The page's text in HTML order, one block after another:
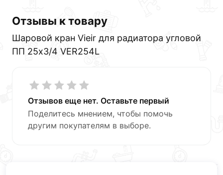
Отзывы к товару
Шаровой кран Vieir для радиатора угловой
ПП 25х3/4 VER254L
Отзывов еще нет. Оставьте первый
Поделитесь мнением, чтобы помочь
другим покупателям в выборе.